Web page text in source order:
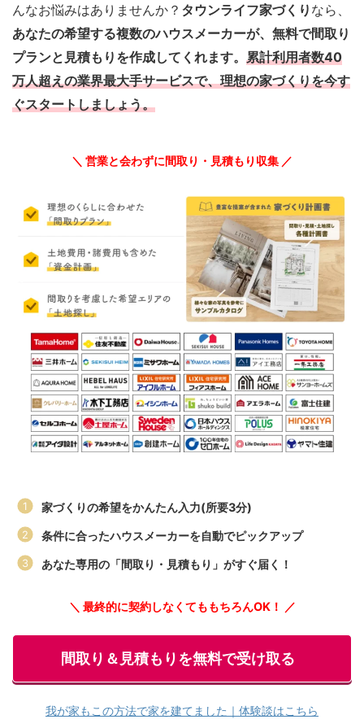
んなお悩みはありませんか？ タウンライフ家づくり なら、
あなたの希望する複数のハウスメーカーが、無料で間取り
プランと見積もりを作成してくれます。 累計利用者数40
万人超えの業界最大手サービスで、理想の家づくりを今す
ぐスタートしましょう。
＼ 営業と会わずに間取り・見積もり収集 ／
家づくりの希望をかんたん入力(所要3分)
条件に合ったハウスメーカーを自動でピックアップ
あなた専用の「間取り・見積もり」がすぐ届く！
＼ 最終的に契約しなくてももちろんOK！ ／
間取り＆見積もりを無料で受け取る
我が家もこの方法で家を建てました｜体験談はこちら